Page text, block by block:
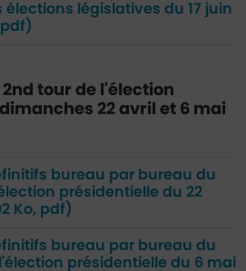
élections législatives du 17 juin
pdf)
2nd tour de l'élection
22 avril et 6 mai
bureau par bureau du
présidentielle du 22
Ko, pdf)
bureau par bureau du
présidentielle du 6 mai